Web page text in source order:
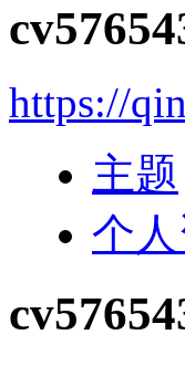
https://
主题
个